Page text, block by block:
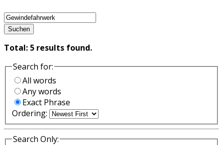
Suchen
Total: 5 results found.
Search for:
All words
Any words
Exact Phrase
Ordering:
Search Only: